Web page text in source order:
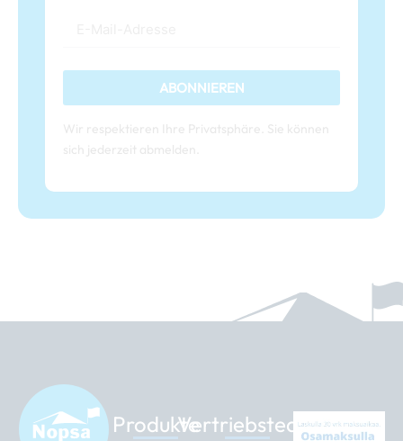
ABONNIEREN
ProdukteVertriebsteam